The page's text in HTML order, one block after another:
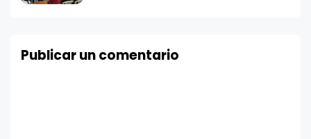
Publicar un comentario